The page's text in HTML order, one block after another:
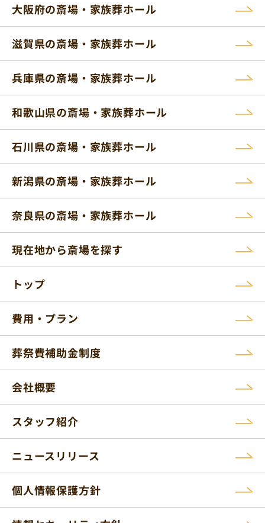
大阪府の斎場・家族葬ホール
滋賀県の斎場・家族葬ホール
兵庫県の斎場・家族葬ホール
和歌山県の斎場・家族葬ホール
石川県の斎場・家族葬ホール
新潟県の斎場・家族葬ホール
奈良県の斎場・家族葬ホール
現在地から斎場を探す
トップ
費用・プラン
葬祭費補助金制度
会社概要
スタッフ紹介
ニュースリリース
個人情報保護方針